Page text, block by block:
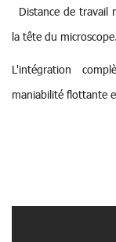
Distance de travail
la tête du microscope.
L'intégration
maniabilité flottante